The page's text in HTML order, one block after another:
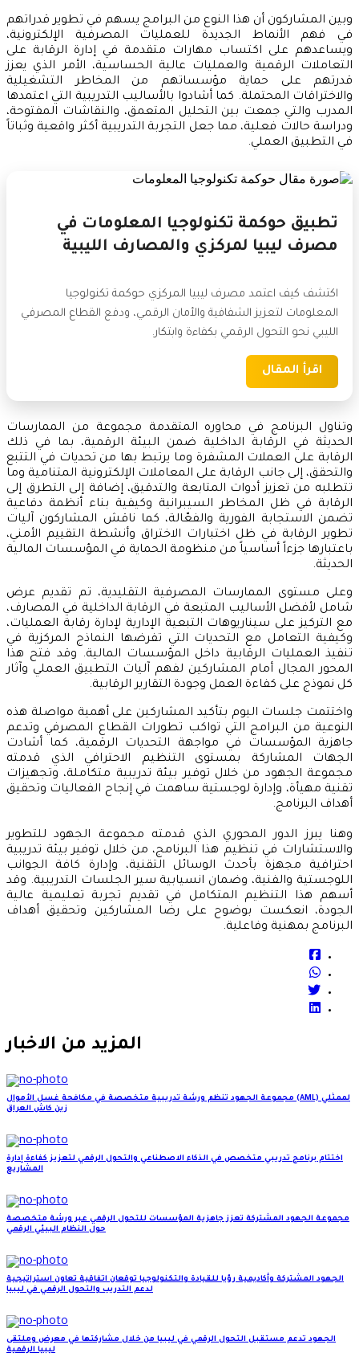
وبين المشاركون أن هذا النوع من البرامج يسهم في تطوير قدراتهم
في فهم الأنماط الجديدة للعمليات المصرفية الإلكترونية،
ويساعدهم على اكتساب مهارات متقدمة في إدارة الرقابة على
التعاملات الرقمية والعمليات عالية الحساسية، الأمر الذي يعزز
قدرتهم على حماية مؤسساتهم من المخاطر التشغيلية
والاختراقات المحتملة. كما أشادوا بالأساليب التدريبية التي اعتمدها
المدرب والتي جمعت بين التحليل المتعمق، والنقاشات المفتوحة،
ودراسة حالات فعلية، مما جعل التجربة التدريبية أكثر واقعية وثباتاً
في التطبيق العملي.
تطبيق حوكمة تكنولوجيا المعلومات في
مصرف ليبيا لمركزي والمصارف الليبية
اكتشف كيف اعتمد مصرف ليبيا المركزي حوكمة تكنولوجيا
المعلومات لتعزيز الشفافية والأمان الرقمي، ودفع القطاع المصرفي
الليبي نحو التحول الرقمي بكفاءة وابتكار.
اقرأ المقال
وتناول البرنامج في محاوره المتقدمة مجموعة من الممارسات
الحديثة في الرقابة الداخلية ضمن البيئة الرقمية، بما في ذلك
الرقابة على العملات المشفرة وما يرتبط بها من تحديات في التتبع
والتحقق، إلى جانب الرقابة على المعاملات الإلكترونية المتنامية وما
تتطلبه من تعزيز أدوات المتابعة والتدقيق، إضافة إلى التطرق إلى
الرقابة في ظل المخاطر السيبرانية وكيفية بناء أنظمة دفاعية
تضمن الاستجابة الفورية والفعّالة، كما ناقش المشاركون آليات
تطوير الرقابة في ظل اختبارات الاختراق وأنشطة التقييم الأمني،
باعتبارها جزءاً أساسياً من منظومة الحماية في المؤسسات المالية
الحديثة.
وعلى مستوى الممارسات المصرفية التقليدية، تم تقديم عرض
شامل لأفضل الأساليب المتبعة في الرقابة الداخلية في المصارف،
مع التركيز على سيناريوهات التبعية الإدارية لإدارة رقابة العمليات،
وكيفية التعامل مع التحديات التي تفرضها النماذج المركزية في
تنفيذ العمليات الرقابية داخل المؤسسات المالية. وقد فتح هذا
المحور المجال أمام المشاركين لفهم آليات التطبيق العملي وآثار
كل نموذج على كفاءة العمل وجودة التقارير الرقابية.
واختتمت جلسات اليوم بتأكيد المشاركين على أهمية مواصلة هذه
النوعية من البرامج التي تواكب تطورات القطاع المصرفي وتدعم
جاهزية المؤسسات في مواجهة التحديات الرقمية، كما أشادت
الجهات المشاركة بمستوى التنظيم الاحترافي الذي قدمته
مجموعة الجهود من خلال توفير بيئة تدريبية متكاملة، وتجهيزات
تقنية مهيأة، وإدارة لوجستية ساهمت في إنجاح الفعاليات وتحقيق
أهداف البرنامج.
وهنا يبرز الدور المحوري الذي قدمته مجموعة الجهود للتطوير
والاستشارات في تنظيم هذا البرنامج، من خلال توفير بيئة تدريبية
احترافية مجهزة بأحدث الوسائل التقنية، وإدارة كافة الجوانب
اللوجستية والفنية، وضمان انسيابية سير الجلسات التدريبية. وقد
أسهم هذا التنظيم المتكامل في تقديم تجربة تعليمية عالية
الجودة، انعكست بوضوح على رضا المشاركين وتحقيق أهداف
البرنامج بمهنية وفاعلية.
المزيد من الاخبار
مجموعة الجهود تنظم ورشة تدريبية متخصصة في مكافحة غسل الأموال (AML) لممثلي
زين كاش العراق
اختتام برنامج تدريبي متخصص في الذكاء الاصطناعي والتحول الرقمي لتعزيز كفاءة إدارة
المشاريع
مجموعة الجهود المشتركة تعزز جاهزية المؤسسات للتحول الرقمي عبر ورشة متخصصة
حول النظام البيئي الرقمي
الجهود المشتركة وأكاديمية رؤيا للقيادة والتكنولوجيا توقعان اتفاقية تعاون استراتيجية
لدعم التدريب والتحول الرقمي في ليبيا
الجهود تدعم مستقبل التحول الرقمي في ليبيا من خلال مشاركتها في معرض وملتقى
ليبيا الرقمية